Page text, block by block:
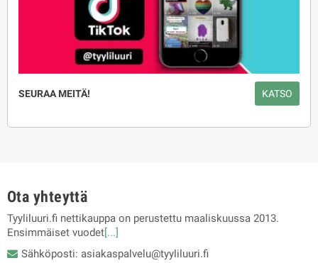
SEURAA MEITÄ! KATSO
Ota yhteyttä
Tyyliluuri.fi nettikauppa on perustettu maaliskuussa 2013.
Ensimmäiset vuodet [...]
Sähköposti: asiakaspalvelu@tyyliluuri.fi